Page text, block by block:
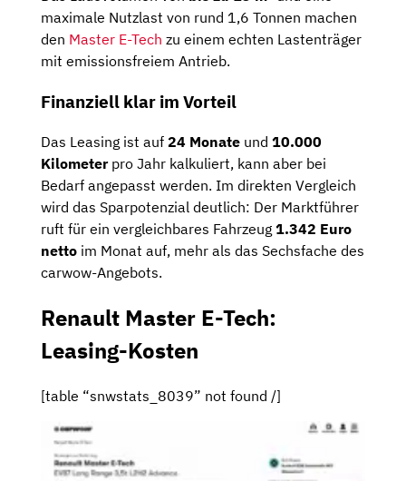
maximale Nutzlast von rund 1,6 Tonnen machen
den Master E-Tech zu einem echten Lastenträger
mit emissionsfreiem Antrieb.
Finanziell klar im Vorteil
Das Leasing ist auf 24 Monate und 10.000
Kilometerpro Jahr kalkuliert, kann aber bei
Bedarf angepasst werden. Im direkten Vergleich
wird das Sparpotenzial deutlich: Der Marktführer
ruft für ein vergleichbares Fahrzeug 1.342 Euro
netto im Monat auf, mehr als das Sechsfache des
carwow-Angebots.
Renault Master E-Tech:
Leasing-Kosten
[table “snwstats_8039” not found /]